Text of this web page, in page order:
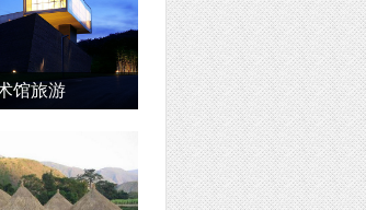
馆旅游